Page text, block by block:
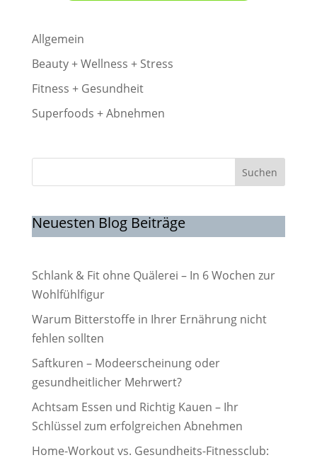
Allgemein
Beauty + Wellness + Stress
Fitness + Gesundheit
Superfoods + Abnehmen
Suchen
Neuesten Blog Beiträge
Schlank & Fit ohne Quälerei – In 6 Wochen zur
Wohlfühlfigur
Warum Bitterstoffe in Ihrer Ernährung nicht
fehlen sollten
Saftkuren – Modeerscheinung oder
gesundheitlicher Mehrwert?
Achtsam Essen und Richtig Kauen – Ihr
Schlüssel zum erfolgreichen Abnehmen
Home-Workout vs. Gesundheits-Fitnessclub: